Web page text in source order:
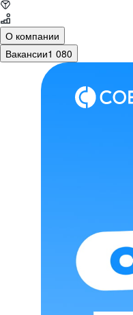
О компании
Вакансии1 080